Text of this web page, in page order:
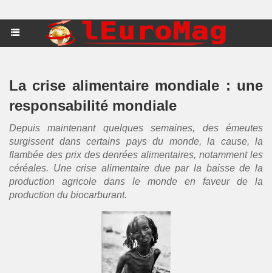
La crise alimentaire mondiale : une
responsabilité mondiale
Depuis maintenant quelques semaines, des émeutes
surgissent dans certains pays du monde, la cause, la
flambée des prix des denrées alimentaires, notamment les
céréales. Une crise alimentaire due par la baisse de la
production agricole dans le monde en faveur de la
production du biocarburant.